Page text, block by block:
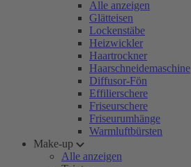
Alle anzeigen
Glätteisen
Lockenstäbe
Heizwickler
Haartrockner
Haarschneidemaschine
Diffusor-Fön
Effilierschere
Friseurschere
Friseurumhänge
Warmluftbürsten
Make-up
Alle anzeigen